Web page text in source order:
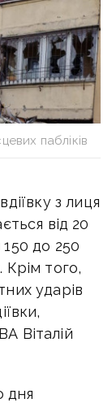
пабліків
з лиця
від 20
150 до 250
Крім того,
ударів
Віталій
дня